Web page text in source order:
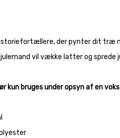
der pynter dit træ
vil vække latter og sprede
kun bruges under opsyn af en